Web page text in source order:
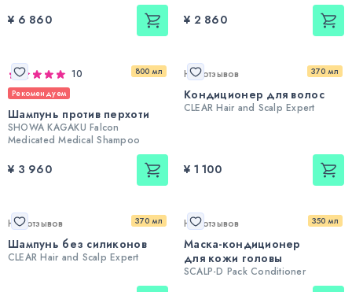
¥ 6 860 ¥ 2 860
800 мл
10
Рекомендуем
Шампунь против перхоти
SHOWA KAGAKU Falcon
Medicated Medical Shampoo
¥ 3 960
370 мл
Нет отзывов
Кондиционер для волос
CLEAR Hair and Scalp Expert
¥ 1 100
370 мл
Нет отзывов
Шампунь без силиконов
CLEAR Hair and Scalp Expert
350 мл
Нет отзывов
Маска-кондиционер
для кожи головы
SCALP-D Pack Conditioner